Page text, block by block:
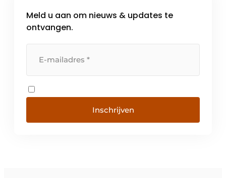
Meld u aan om nieuws & updates te
ontvangen.
Inschrijven